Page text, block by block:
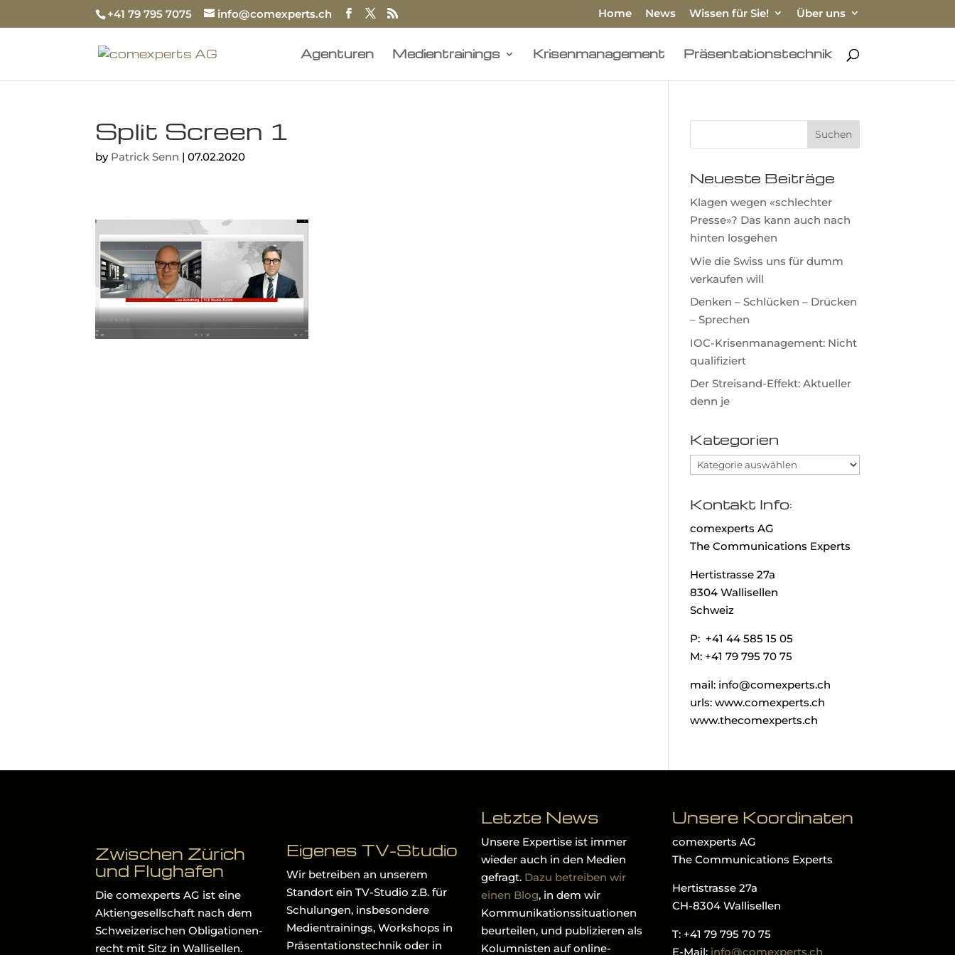
+41 79 795 7075 info@comexperts.ch Home News Wissen für Sie! Über uns
Agenturen Medientrainings Krisenmanagement Präsentationstechnik
Split Screen 1
by Patrick Senn |07.02.2020
Neueste Beiträge
Klagen wegen «schlechter
Presse»? Das kann auch nach
hinten losgehen
Wie die Swiss uns für dumm
verkaufen will
Denken – Schlücken – Drücken
– Sprechen
IOC-Krisenmanagement: Nicht
qualifiziert
Der Streisand-Effekt: Aktueller
denn je
Kategorien
Kategorien
Kontakt Info:
comexperts AG
The Communications Experts
Hertistrasse 27a
8304 Wallisellen
Schweiz
P: +41 44 585 15 05
M: +41 79 795 70 75
mail: info@comexperts.ch
urls: www.comexperts.ch
www.thecomexperts.ch
Zwischen Zürich
und Flughafen
Die comexperts AG ist eine
Aktiengesellschaft nach dem
Schweizerischen Obligationen-
recht mit Sitz in Wallisellen.
Eigenes TV-Studio
Wir betreiben an unserem
Standort ein TV-Studio z.B. für
Schulungen, insbesondere
Medientrainings, Workshops in
Präsentationstechnik oder in
Letzte News
Unsere Expertise ist immer
wieder auch in den Medien
gefragt. Dazu betreiben wir
einen Blog, in dem wir
Kommunikationssituationen
beurteilen, und publizieren als
Kolumnisten auf online-
Unsere Koordinaten
comexperts AG
The Communications Experts
Hertistrasse 27a
CH-8304 Wallisellen
T: +41 79 795 70 75
E-Mail: info@comexperts.ch